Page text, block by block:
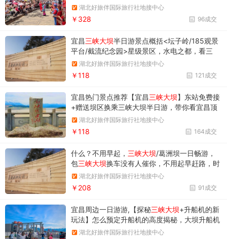
峡人家>三峡大坝>葛洲坝>西陵峡
湖北好旅伴国际旅行社地接中心
96成交
￥328
宜昌三峡大坝半日游景点概括<坛子岭/185观景
平台/截流纪念园>星级景区，水电之都，看三
峡，穿隧道，望群山，近距离欣赏大坝雄姿
湖北好旅伴国际旅行社地接中心
121成交
￥118
宜昌热门景点推荐【宜昌三峡大坝】东站免费接
+赠送坝区换乘三峡大坝半日游，带你看宜昌顶
流，宏伟工程，大国重器。
湖北好旅伴国际旅行社地接中心
164成交
￥118
什么？不用早起， 三峡大坝/葛洲坝一日畅游，
包三峡大坝换车没有人催你，不用起早赶路，时
间自己做主
湖北好旅伴国际旅行社地接中心
91成交
￥208
宜昌周边一日游游,【探秘三峡大坝+升船机的新
玩法】怎么预定升船机的高度揭秘，大坝升船机
线路攻克
湖北好旅伴国际旅行社地接中心